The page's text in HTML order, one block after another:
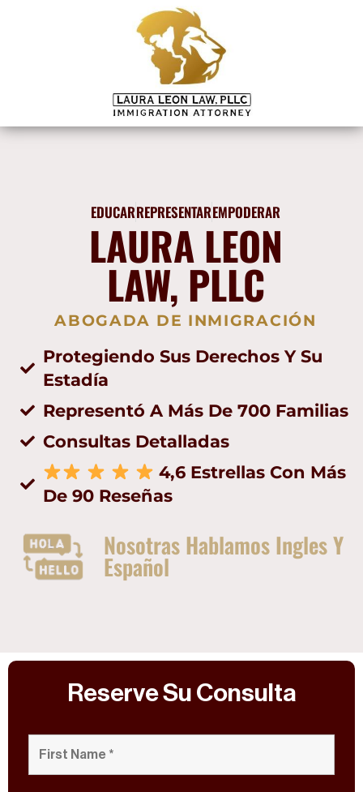
EDUCARREPRESENTAREMPODERAR
LAURA LEON
LAW, PLLC
ABOGADA DE INMIGRACIÓN
Protegiendo Sus Derechos Y Su
Estadía
Representó A Más De 700 Familias
Consultas Detalladas
4,6 Estrellas Con Más
De 90 Reseñas
Nosotras Hablamos Ingles Y
Español
Reserve Su Consulta